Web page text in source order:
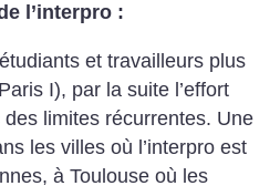
l’interpro :
et travailleurs plus
I), par la suite l’effort
limites récurrentes. Une
les villes où l’interpro est
à Toulouse où les